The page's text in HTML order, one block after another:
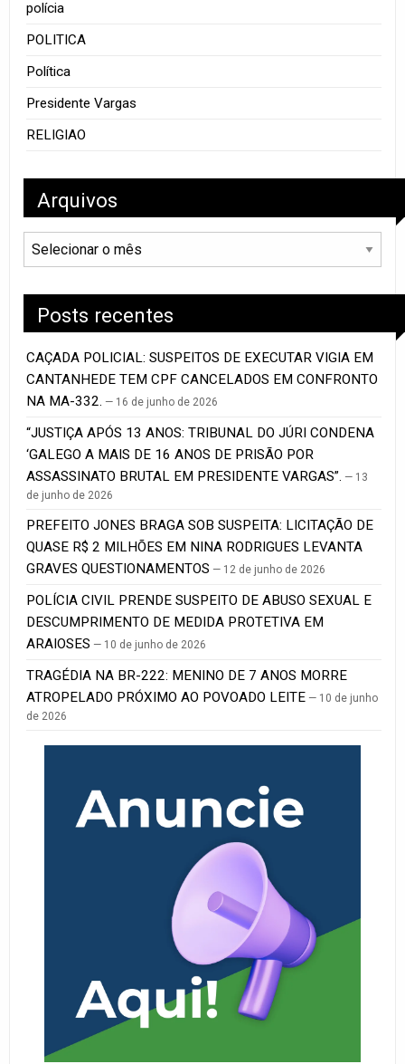
polícia
POLITICA
Política
Presidente Vargas
RELIGIAO
Arquivos
Arquivos
Posts recentes
CAÇADA POLICIAL: SUSPEITOS DE EXECUTAR VIGIA EM
CANTANHEDE TEM CPF CANCELADOS EM CONFRONTO
NA MA-332.
16 de junho de 2026
“JUSTIÇA APÓS 13 ANOS: TRIBUNAL DO JÚRI CONDENA
‘GALEGO A MAIS DE 16 ANOS DE PRISÃO POR
ASSASSINATO BRUTAL EM PRESIDENTE VARGAS”.
13
de junho de 2026
PREFEITO JONES BRAGA SOB SUSPEITA: LICITAÇÃO DE
QUASE R$ 2 MILHÕES EM NINA RODRIGUES LEVANTA
GRAVES QUESTIONAMENTOS
12 de junho de 2026
POLÍCIA CIVIL PRENDE SUSPEITO DE ABUSO SEXUAL E
DESCUMPRIMENTO DE MEDIDA PROTETIVA EM
ARAIOSES
10 de junho de 2026
TRAGÉDIA NA BR-222: MENINO DE 7 ANOS MORRE
ATROPELADO PRÓXIMO AO POVOADO LEITE
10 de junho
de 2026